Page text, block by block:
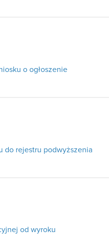
o ogłoszenie
do rejestru podwyższenia
od wyroku